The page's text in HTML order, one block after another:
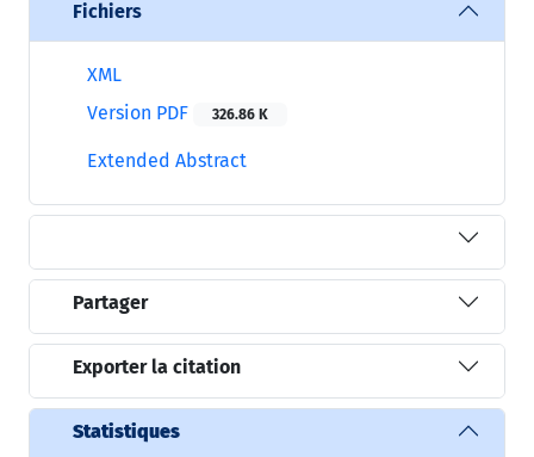
Fichiers
XML
Version PDF
326.86 K
Extended Abstract
Partager
Exporter la citation
Statistiques